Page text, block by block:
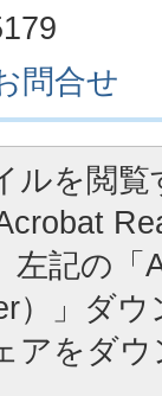
問合せ
ルを閲
左記の「
）」ダ
アをダ